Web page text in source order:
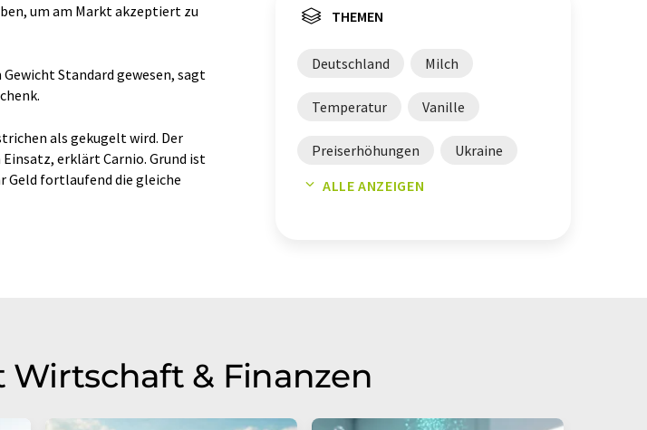
um am Markt akzeptiert zu
Standard gewesen, sagt
als gekugelt wird. Der
erklärt Carnio. Grund ist
Geld fortlaufend die gleiche
THEMEN
Deutschland Milch
Temperatur Vanille
Preiserhöhungen Ukraine
Mindestlohn
ALLE ANZEIGEN
Wirtschaft & Finanzen